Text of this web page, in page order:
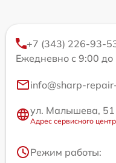
+7 (343) 226-93-
Ежедневно с 9:00 до
info@sharp-
ул. Малышева, 51
Адрес сервисного
Режим работы: